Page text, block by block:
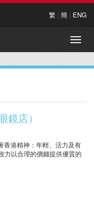
繁 | 簡 | ENG
Toggle
鏡店）
香港精神：年輕、活力及有
力以合理的價錢提供優質的